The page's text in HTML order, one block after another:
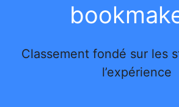
Classement fondé sur les
l’expérience